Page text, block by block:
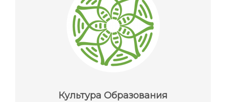
Культура Образования